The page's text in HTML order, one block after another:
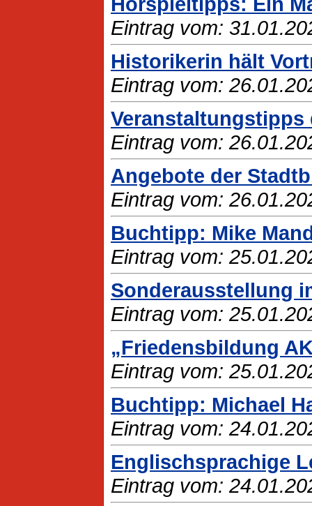
Eintrag vom:
Historikerin hält
Eintrag vom:
Veranstaltungstipps
Eintrag vom:
Angebote der
Eintrag vom:
Buchtipp: Mike
Eintrag vom:
Sonderausstellung
Eintrag vom:
„Friedensbildung
Eintrag vom:
Buchtipp: Michael
Eintrag vom:
Englischsprachige
Eintrag vom: